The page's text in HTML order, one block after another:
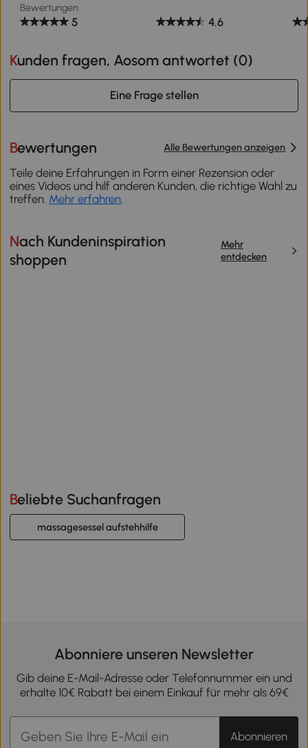
Bewertungen
5 4.6
Kunden fragen, Aosom antwortet (0)
Eine Frage stellen
Bewertungen Alle Bewertungen anzeigen
Teile deine Erfahrungen in Form einer Rezension oder
eines Videos und hilf anderen Kunden, die richtige Wahl zu
treffen. Mehr erfahren.
Nach Kundeninspiration
shoppen
Mehr
entdecken
Beliebte Suchanfragen
massagesessel aufstehhilfe
Abonniere unseren Newsletter
Gib deine E-Mail-Adresse oder Telefonnummer ein und
erhalte 10€ Rabatt bei einem Einkauf für mehr als 69€
Abonnieren